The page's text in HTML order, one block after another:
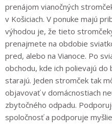
prenájom vianočných
v Košiciach. V ponuke majú
výhodou je, že tieto
prenajmete na obdobie
pred, alebo na Vianoce. Po
obchodu, kde ich polievajú do
starajú. Jeden stromček tak
objavovať v domácnostiach
zbytočného odpadu.
spoločnosť a podporuje